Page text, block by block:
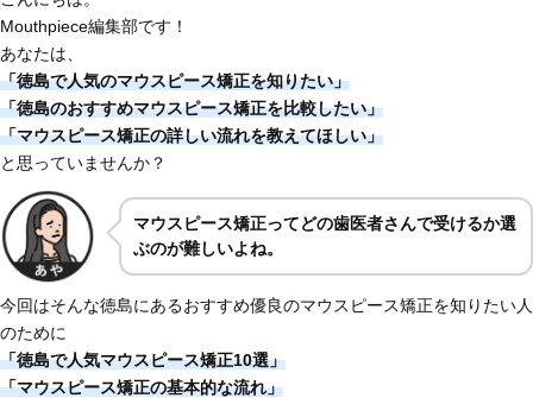
Mouthpiece編集部です！
あなたは、
「徳島で人気のマウスピース矯正を知りたい」
「徳島のおすすめマウスピース矯正を比較したい」
「マウスピース矯正の詳しい流れを教えてほしい」
と思っていませんか？
マウスピース矯正ってどの歯医者さんで受けるか選
ぶのが難しいよね。
今回はそんな徳島にあるおすすめ優良のマウスピース矯正を知りたい人
のために
「徳島で人気マウスピース矯正10選」
「マウスピース矯正の基本的な流れ」